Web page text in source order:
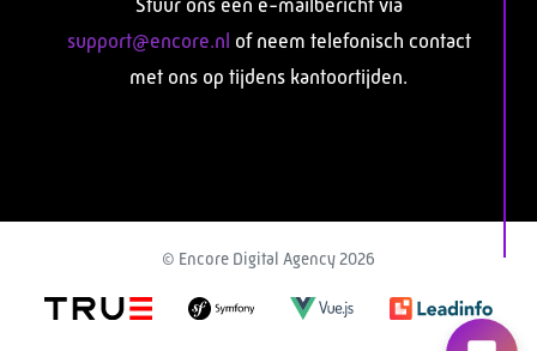
Stuur ons een e-mailbericht via
support@encore.nl of neem telefonisch contact
met ons op tijdens kantoortijden.
© Encore Digital Agency 2026